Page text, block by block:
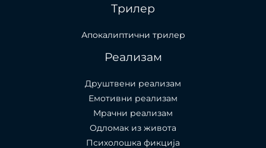
Трилер
Апокалиптични трилер
Реализам
Друштвени реализам
Емотивни реализам
Мрачни реализам
Одломак из живота
Психолошкa фикција